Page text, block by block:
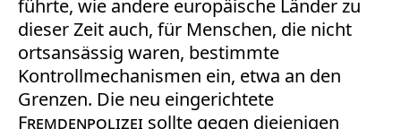
führte, wie andere europäische Länder zu
dieser Zeit auch, für Menschen, die nicht
ortsansässig waren, bestimmte
Kontrollmechanismen ein, etwa an den
Grenzen. Die neu eingerichtete
Fremdenpolizei sollte gegen diejenigen